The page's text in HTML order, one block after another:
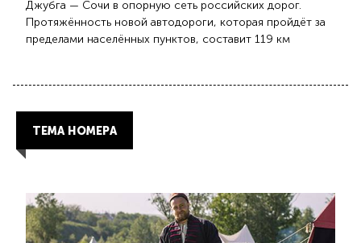
Джубга — Сочи в опорную сеть российских дорог.
Протяжённость новой автодороги, которая пройдёт за
пределами населённых пунктов, составит 119 км
ТЕМА НОМЕРА